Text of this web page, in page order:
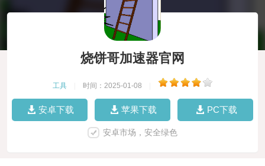
烧饼哥加速器官网
工具 时间：2025-01-08
安卓下载 苹果下载 PC下载
安卓市场，安全绿色